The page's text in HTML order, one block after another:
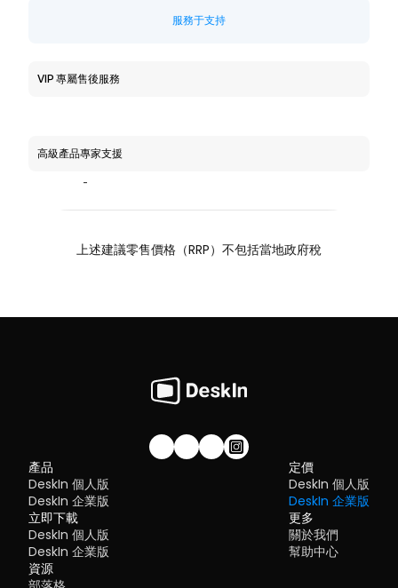
服務于支持
VIP 專屬售後服務
高級產品專家支援
-
上述建議零售價格（RRP）不包括當地政府稅
加入我們的社群！
產品
DeskIn 個人版
DeskIn 企業版
立即下載
DeskIn 個人版
DeskIn 企業版
定價
DeskIn 個人版
DeskIn 企業版
更多
關於我們
幫助中心
資源